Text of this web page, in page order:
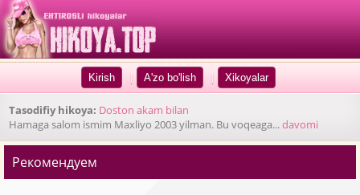
| |
Tasodifiy hikoya: Doston akam bilan
Hamaga salom ismim Maxliyo 2003 yilman. Bu voqeaga...davomi
Рекомендуем